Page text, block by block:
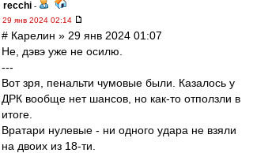
recchi -
29 янв 2024 02:14
# Карелин » 29 янв 2024 01:07
Не, дэвэ уже не осилю.
---
Вот зря, пенальти чумовые были. Казалось у
ДРК вообще нет шансов, но как-то отползли в
итоге.
Вратари нулевые - ни одного удара не взяли
на двоих из 18-ти.